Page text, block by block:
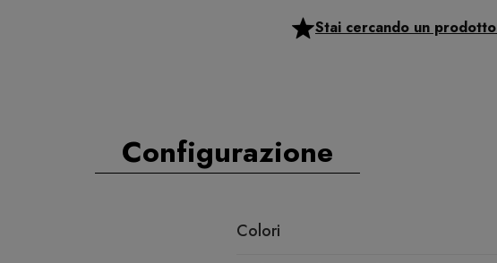
Stai cercando un prodotto
Configurazione
Colori